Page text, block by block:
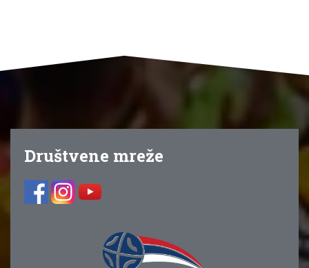
Društvene mreže